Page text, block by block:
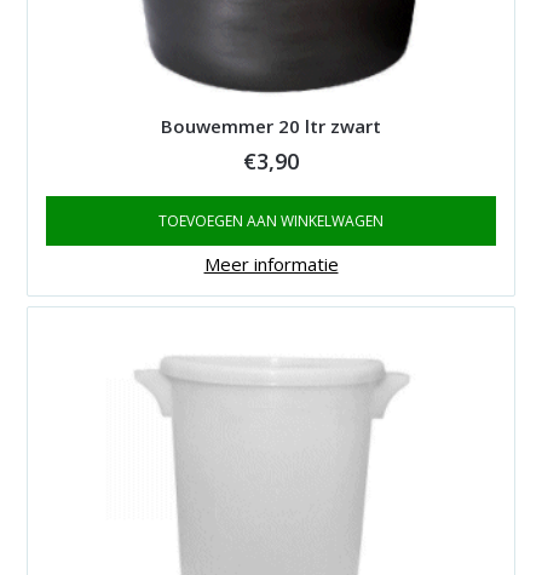
Bouwemmer 20 ltr zwart
€3,90
TOEVOEGEN AAN WINKELWAGEN
Meer informatie